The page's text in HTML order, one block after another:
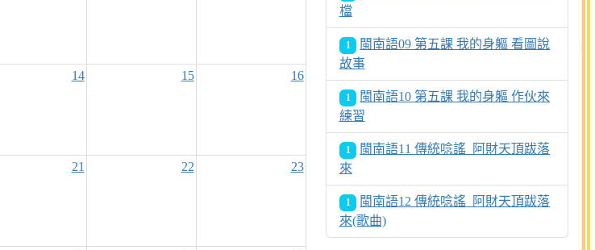
14 15 16
21 22 23
檔
1
閩南語09 第五課 我的身軀 看圖說
故事
1
閩南語10 第五課 我的身軀 作伙來
練習
1
閩南語11 傳統唸謠_阿財天頂跋落
來
1
閩南語12 傳統唸謠_阿財天頂跋落
來(歌曲)